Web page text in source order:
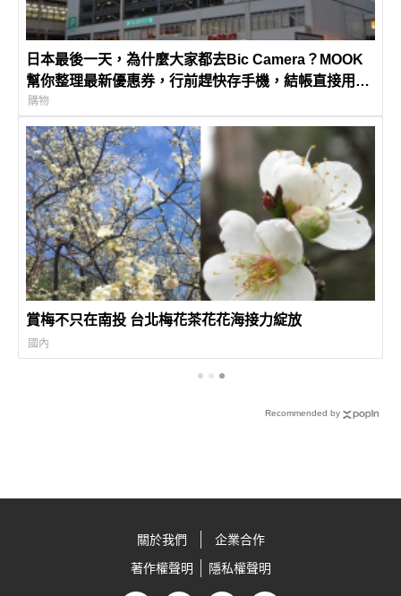
日本最後一天，為什麼大家都去Bic Camera？MOOK
幫你整理最新優惠券，行前趕快存手機，結帳直接用，
最高省10%
購物
賞梅不只在南投 台北梅花茶花花海接力綻放
國內
Recommended by
關於我們
企業合作
著作權聲明
隱私權聲明